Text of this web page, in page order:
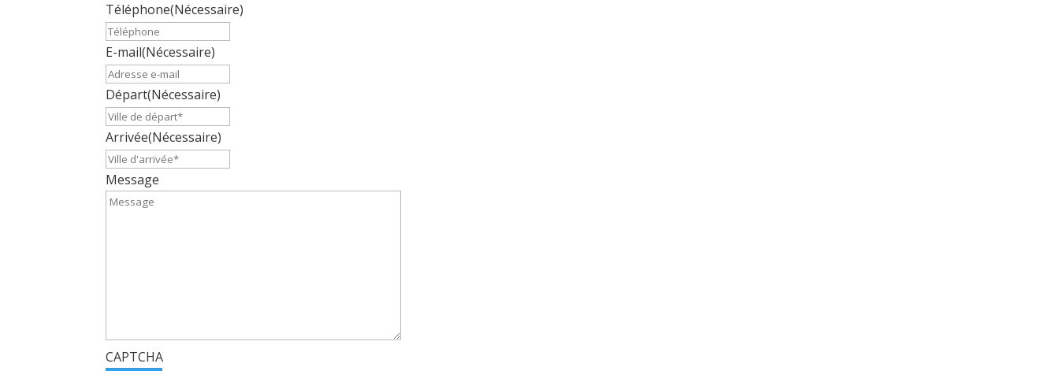
Téléphone(Nécessaire)
E-mail(Nécessaire)
Départ(Nécessaire)
Arrivée(Nécessaire)
Message
CAPTCHA